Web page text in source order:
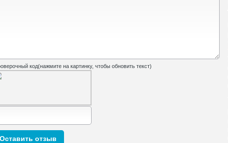
код(нажмите на картинку, чтобы обновить текст)